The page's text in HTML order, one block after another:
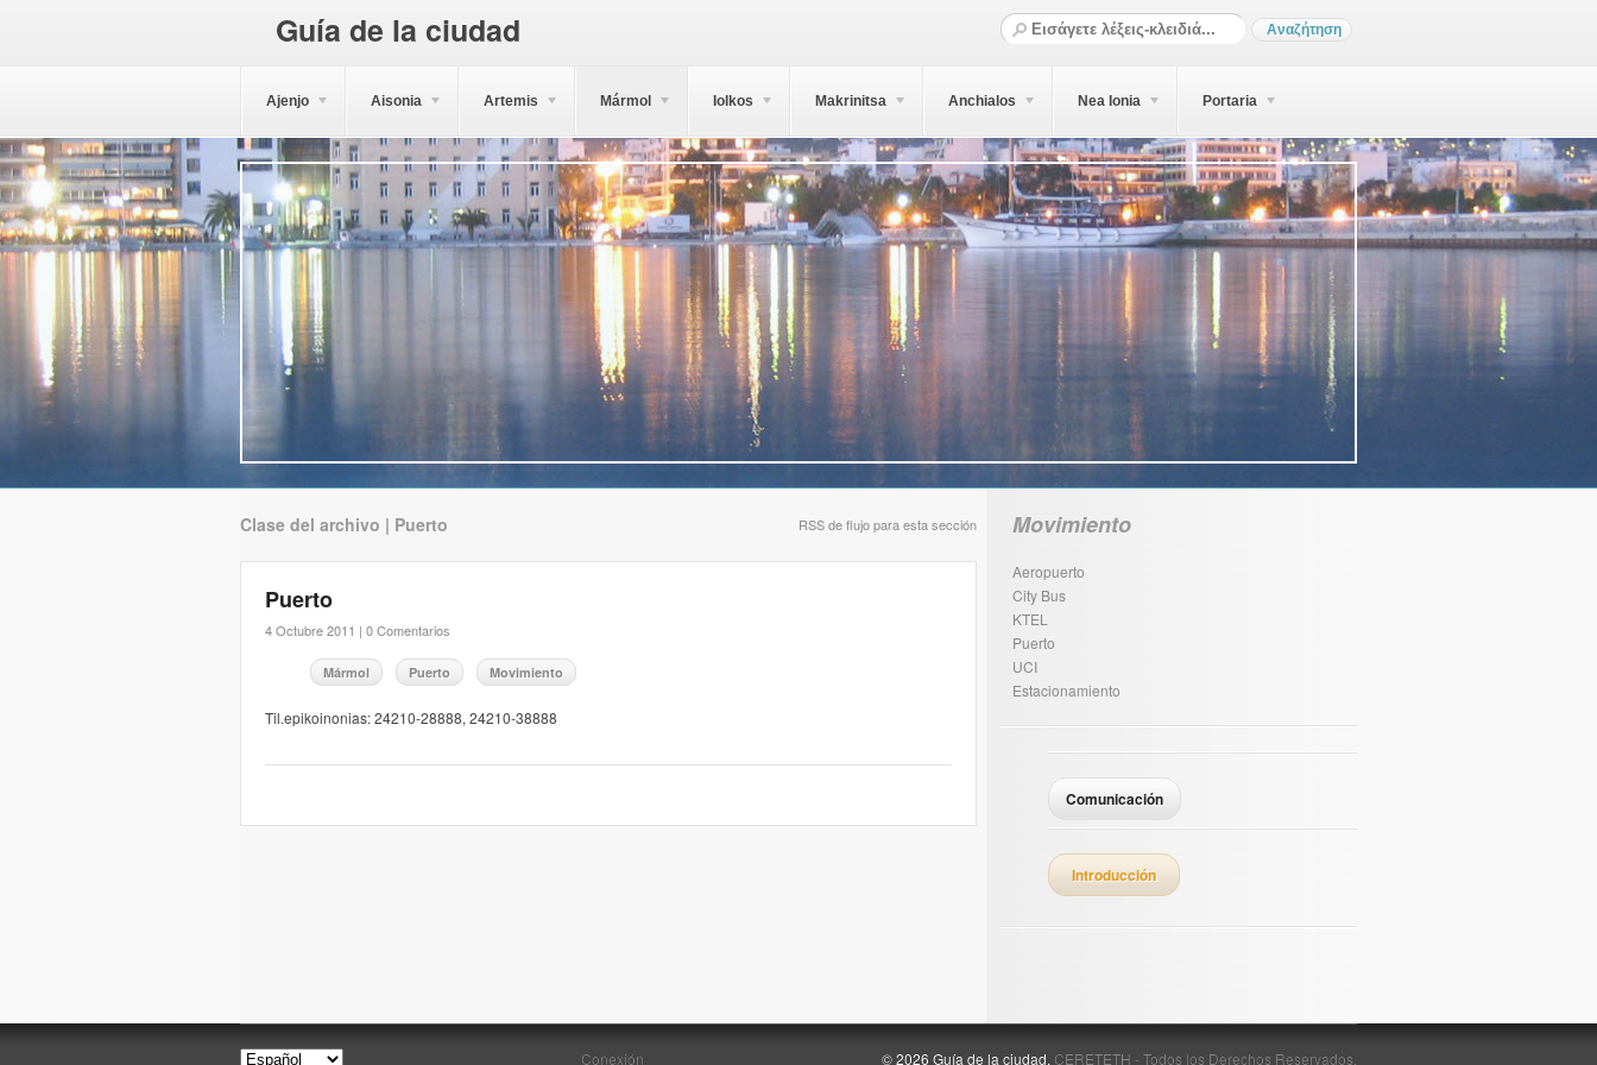
Guía de la ciudad
Ajenjo Aisonia Artemis Mármol Iolkos Makrinitsa Anchialos Nea Ionia Portaria
Clase del archivo | Puerto RSS de flujo para esta sección
Puerto
4 Octubre 2011 | 0 Comentarios
Mármol Puerto Movimiento
Til.epikoinonias: 24210-28888, 24210-38888
Movimiento
Aeropuerto
City Bus
KTEL
Puerto
UCI
Estacionamiento
Comunicación
Introducción
Conexión © 2026 Guía de la ciudad. CERETETH - Todos los Derechos Reservados.